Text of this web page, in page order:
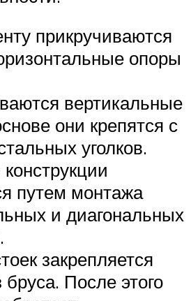
прикручиваются
опоры
вертикальные
они крепятся с
уголков.
путем монтажа
и диагональных
закрепляется
бруса. После этого